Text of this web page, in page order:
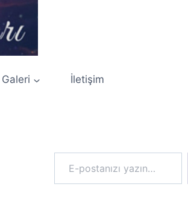
Galeri İletişim
E-postanızı yazın…